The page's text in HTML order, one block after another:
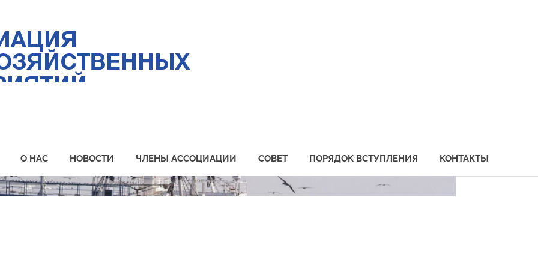
О НАС НОВОСТИ ЧЛЕНЫ АССОЦИАЦИИ СОВЕТ ПОРЯДОК ВСТУПЛЕНИЯ КОНТАКТЫ